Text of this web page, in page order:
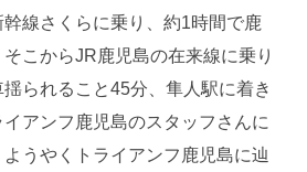
線さくらに乗り、約1時間で鹿
こからJR鹿児島の在来線に乗り
られること45分、隼人駅に着き
アンフ鹿児島のスタッフさんに
うやくトライアンフ鹿児島に辿